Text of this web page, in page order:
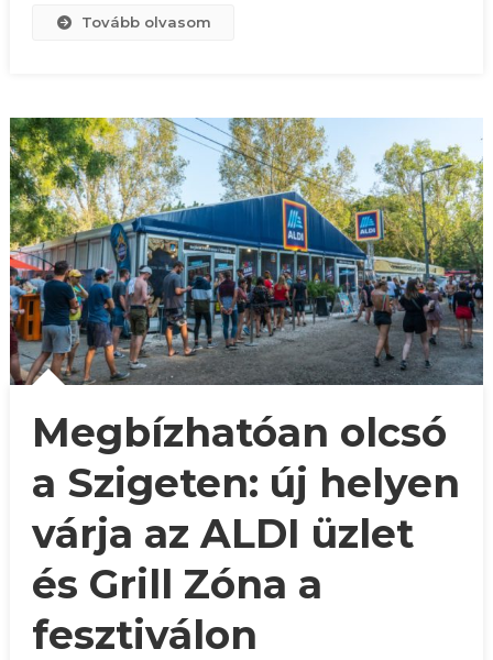
Tovább olvasom
Megbízhatóan olcsó
a Szigeten: új helyen
várja az ALDI üzlet
és Grill Zóna a
fesztiválon